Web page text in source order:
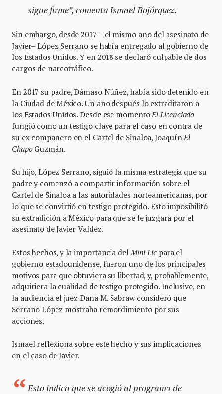
sigue firme”, comenta Ismael Bojórquez.
Sin embargo, desde 2017 – el mismo año del asesinato de
Javier– López Serrano se había entregado al gobierno de
los Estados Unidos. Y en 2018 se declaró culpable de dos
cargos de narcotráfico.
En 2017 su padre, Dámaso Núñez, había sido detenido en
la Ciudad de México. Un año después lo extraditaron a
los Estados Unidos. Desde ese momento El Licenciado
fungió como un testigo clave para el caso en contra de
su ex compañero en el Cartel de Sinaloa, Joaquín El
Chapo Guzmán.
Su hijo, López Serrano, siguió la misma estrategia que su
padre y comenzó a compartir información sobre el
Cartel de Sinaloa a las autoridades norteamericanas, por
lo que se convirtió en testigo protegido. Esto imposibilitó
su extradición a México para que se le juzgara por el
asesinato de Javier Valdez.
Estos hechos, y la importancia del Mini Lic para el
gobierno estadounidense, fueron uno de los principales
motivos para que obtuviera su libertad, y, probablemente,
adquiriera la cualidad de testigo protegido. Inclusive, en
la audiencia el juez Dana M. Sabraw consideró que
Serrano López mostraba remordimiento por sus
acciones.
Ismael reflexiona sobre este hecho y sus implicaciones
en el caso de Javier.
Esto indica que se acogió al programa de